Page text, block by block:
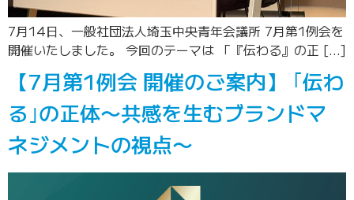
7月14日、一般社団法人埼玉中央青年会議所 7月第1例会を
開催いたしました。 今回のテーマは 「『伝わる』の正 […]
【7月第1例会 開催のご案内】 ｢伝わ
る｣の正体〜共感を生むブランドマ
ネジメントの視点〜